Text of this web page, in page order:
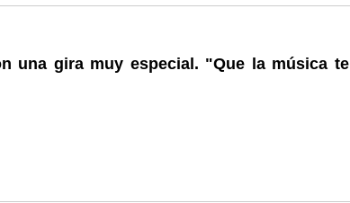
una gira muy especial. "Que la música te